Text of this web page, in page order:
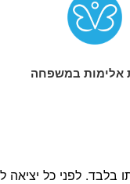
אלימות במשפחה
לפני כל יציאה